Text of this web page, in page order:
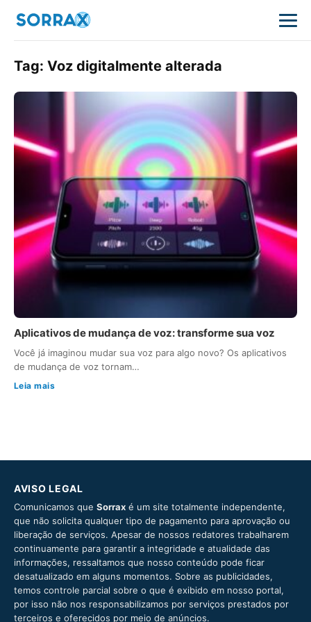
Tag: Voz digitalmente alterada
Aplicativos de mudança de voz: transforme sua voz
Você já imaginou mudar sua voz para algo novo? Os aplicativos
de mudança de voz tornam…
Leia mais
AVISO LEGAL
Comunicamos que Sorrax é um site totalmente independente,
que não solicita qualquer tipo de pagamento para aprovação ou
liberação de serviços. Apesar de nossos redatores trabalharem
continuamente para garantir a integridade e atualidade das
informações, ressaltamos que nosso conteúdo pode ficar
desatualizado em alguns momentos. Sobre as publicidades,
temos controle parcial sobre o que é exibido em nosso portal,
por isso não nos responsabilizamos por serviços prestados por
terceiros e oferecidos por meio de anúncios.